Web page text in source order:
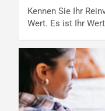
Kennen Sie Ihr
Wert. Es ist Ihr